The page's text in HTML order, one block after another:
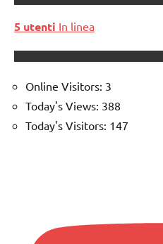
5 utenti In linea
Online Visitors: 3
Today's Views: 388
Today's Visitors: 147